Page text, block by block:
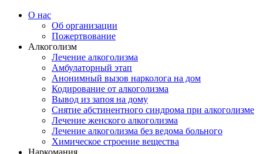
новом
новом
новомО нас
Об организации
Пожертвование
Алкоголизм
Лечение алкоголизма
Амбулаторный этап
Анонимный вызов нарколога на дом
Кодирование от алкоголизма
Вывод из запоя на дому
Снятие абстинентного синдрома при алкоголизме
Лечение женского алкоголизма
Лечение алкоголизма без ведома больного
Химическое строение вещества
Наркомания